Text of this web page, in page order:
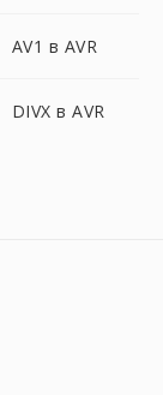
AV1 в AVR
DIVX в AVR